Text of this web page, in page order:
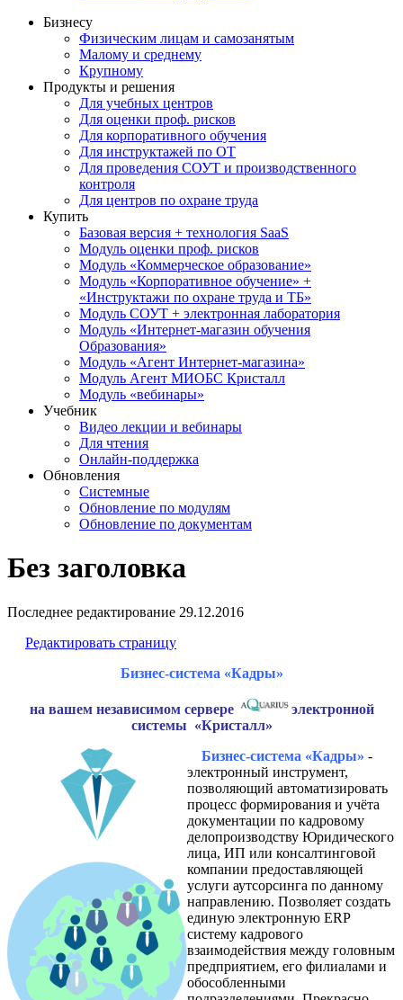
Бизнесу
Физическим лицам и самозанятым
Малому и среднему
Крупному
Продукты и решения
Для учебных центров
Для оценки проф. рисков
Для корпоративного обучения
Для инструктажей по ОТ
Для проведения СОУТ и производственного
контроля
Для центров по охране труда
Купить
Базовая версия + технология SaaS
Модуль оценки проф. рисков
Модуль «Коммерческое образование»
Модуль «Корпоративное обучение» +
«Инструктажи по охране труда и ТБ»
Модуль СОУТ + электронная лаборатория
Модуль «Интернет-магазин обучения
Образования»
Модуль «Агент Интернет-магазина»
Модуль Агент МИОБС Кристалл
Модуль «вебинары»
Учебник
Видео лекции и вебинары
Для чтения
Онлайн-поддержка
Обновления
Системные
Обновление по модулям
Обновление по документам
Без заголовка
Последнее редактирование 29.12.2016
Редактировать страницу
Бизнес-система «Кадры»
на вашем независимом сервере
электронной
системы «Кристалл»
Бизнес-система «Кадры» -
электронный инструмент,
позволяющий автоматизировать
процесс формирования и учёта
документации по кадровому
делопроизводству Юридического
лица, ИП или консалтинговой
компании предоставляющей
услуги аутсорсинга по данному
направлению. Позволяет создать
единую электронную ERP
систему кадрового
взаимодействия между головным
предприятием, его филиалами и
обособленными